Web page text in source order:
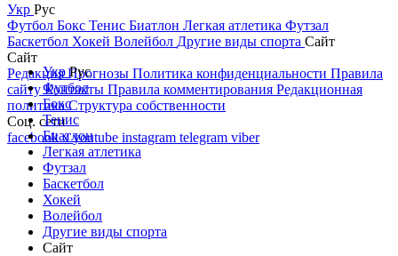
Укр Рус
Футбол Бокс Тенис Биатлон Легкая атлетика Футзал
Баскетбол Хокей Волейбол Другие виды спорта Сайт
Сайт
РедакцияПрогнозы Политика конфиденциальности Правила
сайтуКонтакты Правила комментирования Редакционная
политикаСтруктура собственности
Соц. сети
facebookxyoutube instagram telegram viber
УкрРус
Футбол
Бокс
Тенис
Биатлон
Легкая атлетика
Футзал
Баскетбол
Хокей
Волейбол
Другие виды спорта
Сайт